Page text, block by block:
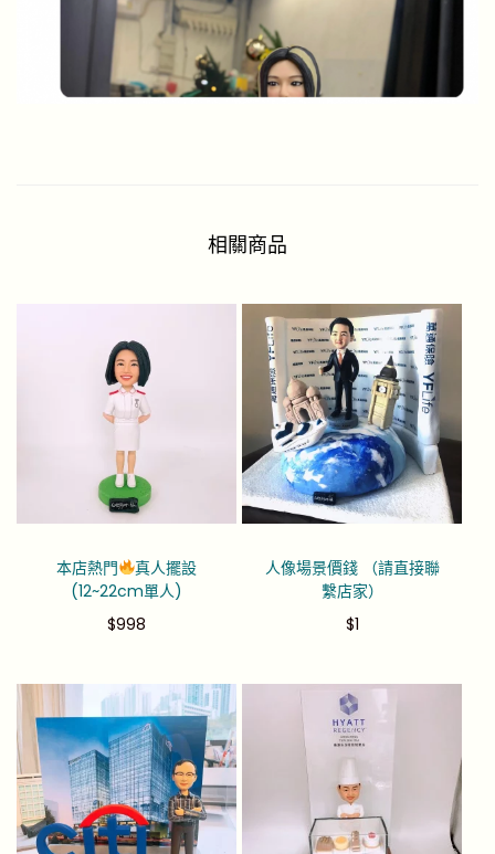
相關商品
本店熱門
真人擺設
(12~22cm單人)
$998
人像場景價錢 （請直接聯
繫店家）
$1